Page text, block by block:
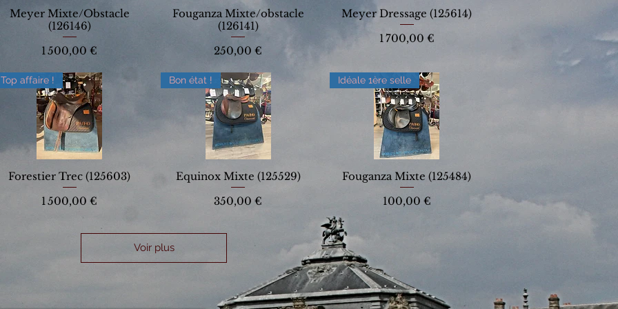
Meyer Mixte/Obstacle
(126146)
Prix
1 500,00 €
Fouganza Mixte/obstacle
(126141)
Prix
250,00 €
Meyer Dressage (125614)
Prix
1 700,00 €
Top affaire !
Forestier Trec (125603)
Prix
1 500,00 €
Bon état !
Equinox Mixte (125529)
Prix
350,00 €
Idéale 1ère selle
Fouganza Mixte (125484)
Prix
100,00 €
Voir plus